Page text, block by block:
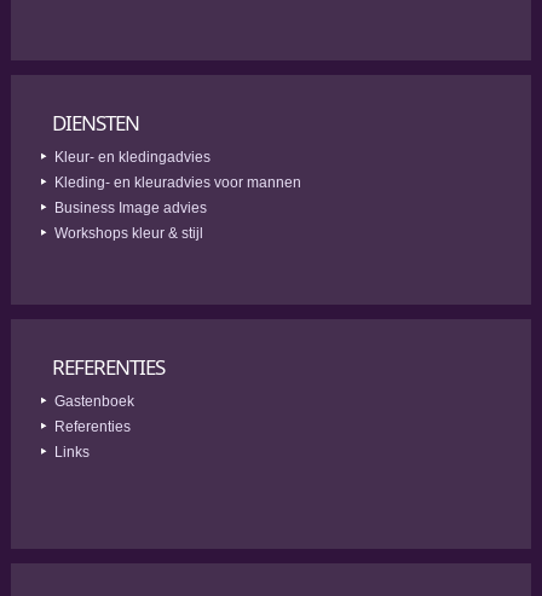
DIENSTEN
Kleur- en kledingadvies
Kleding- en kleuradvies voor mannen
Business Image advies
Workshops kleur & stijl
REFERENTIES
Gastenboek
Referenties
Links